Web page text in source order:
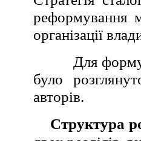
реформування
організації
Для
було
авторів.
Структура